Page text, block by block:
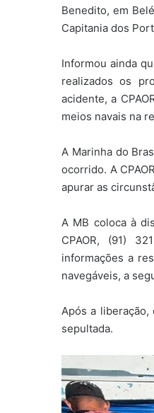
Benedito, em
Capitania dos
Informou ainda
realizados os
acidente, a
meios navais na
A Marinha do
ocorrido. A
apurar as
A MB coloca à
CPAOR, (91)
informações a
navegáveis, a
Após a
sepultada.